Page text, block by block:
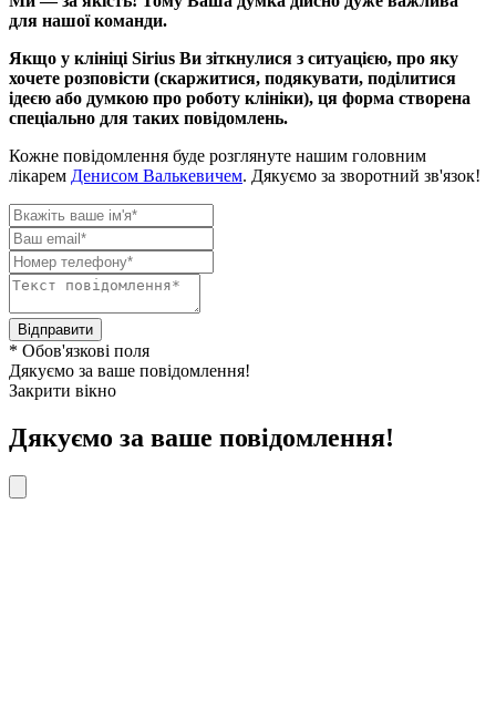
для нашої команди.
Якщо у клініці Sirius Ви зіткнулися з ситуацією, про яку
хочете розповісти (скаржитися, подякувати, поділитися
ідеєю або думкою про роботу клініки), ця форма створена
спеціально для таких повідомлень.
Кожне повідомлення буде розглянуте нашим головним
лікарем Денисом Валькевичем. Дякуємо за зворотний зв'язок!
Відправити
* Обов'язкові поля
Дякуємо за ваше повідомлення!
Закрити вікно
Дякуємо за ваше повідомлення!